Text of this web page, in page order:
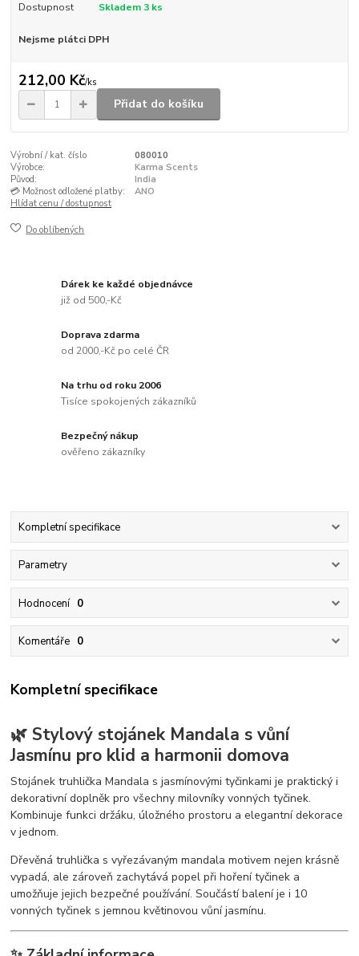
Dostupnost Skladem 3 ks
Nejsme plátci DPH
212,00 Kč/ks
Přidat do košíku
Výrobní / kat. číslo
080010
Výrobce:
Karma Scents
Původ:
India
💳 Možnost odložené platby:
ANO
Hlídat cenu / dostupnost
Do oblíbených
Dárek ke každé objednávce
již od 500,-Kč
Doprava zdarma
od 2000,-Kč po celé ČR
Na trhu od roku 2006
Tisíce spokojených zákazníků
Bezpečný nákup
ověřeno zákazníky
Kompletní specifikace
Parametry
Hodnocení 0
Komentáře 0
Kompletní specifikace
🌿 Stylový stojánek Mandala s vůní
Jasmínu pro klid a harmonii domova
Stojánek truhlička Mandala s jasmínovými tyčinkami je praktický i
dekorativní doplněk pro všechny milovníky vonných tyčinek.
Kombinuje funkci držáku, úložného prostoru a elegantní dekorace
v jednom.
Dřevěná truhlička s vyřezávaným mandala motivem nejen krásně
vypadá, ale zároveň zachytává popel při hoření tyčinek a
umožňuje jejich bezpečné používání. Součástí balení je i 10
vonných tyčinek s jemnou květinovou vůní jasmínu.